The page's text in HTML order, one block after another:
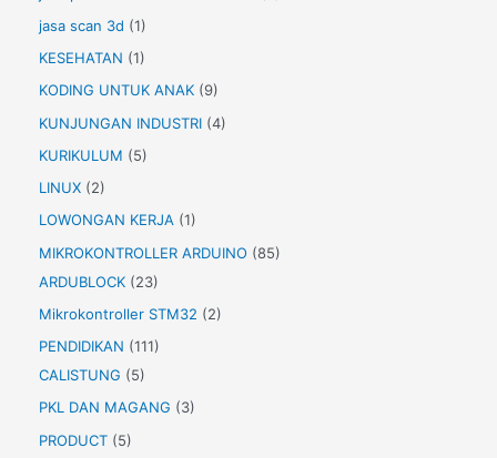
jasa scan 3d (1)
KESEHATAN (1)
KODING UNTUK ANAK(9)
KUNJUNGAN INDUSTRI(4)
KURIKULUM (5)
LINUX(2)
LOWONGAN KERJA(1)
MIKROKONTROLLER ARDUINO (85)
ARDUBLOCK(23)
Mikrokontroller STM32 (2)
PENDIDIKAN (111)
CALISTUNG (5)
PKL DAN MAGANG (3)
PRODUCT(5)